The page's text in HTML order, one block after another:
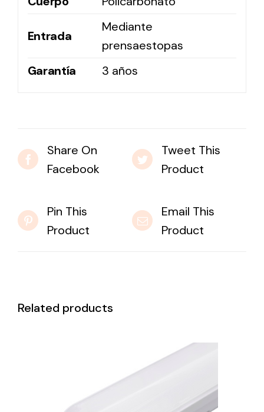
Entrada
Mediante
prensaestopas
Garantía
3 años
Share On
Facebook
Tweet This
Product
Pin This
Product
Email This
Product
Related products